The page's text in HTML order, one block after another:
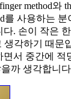
method와
를 사용하는
다. 손이 작은
생각하기 때문
면서 중간에 적
까 생각합니